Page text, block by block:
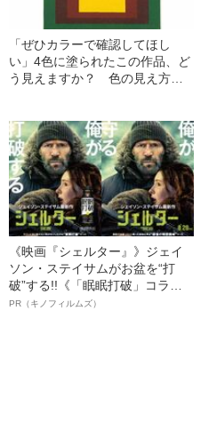
「ぜひカラーで確認してほし
い」4色に塗られたこの作品、ど
う見えますか？ 色の見え方の
《映画『シェルター』》ジェイ
ソン・ステイサムがお盆を“打
破”する!!《「眠眠打破」コラ
ボ》
PR（キノフィルムズ）